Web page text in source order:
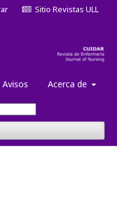
Avisos Acerca de
Sitio Revistas ULL